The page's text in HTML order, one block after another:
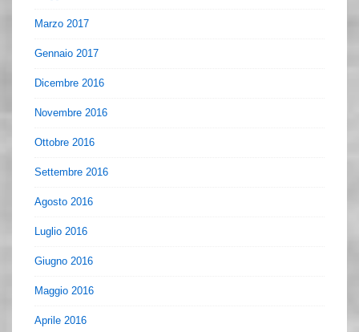
Marzo 2017
Gennaio 2017
Dicembre 2016
Novembre 2016
Ottobre 2016
Settembre 2016
Agosto 2016
Luglio 2016
Giugno 2016
Maggio 2016
Aprile 2016